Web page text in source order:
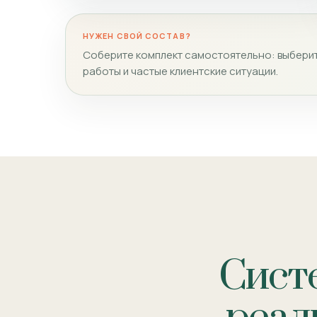
НУЖЕН СВОЙ СОСТАВ?
Соберите комплект самостоятельно:
работы и частые клиентские ситуации.